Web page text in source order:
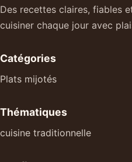
Des recettes claires, fiables
cuisiner chaque jour avec
Catégories
Plats mijotés
Thématiques
cuisine traditionnelle